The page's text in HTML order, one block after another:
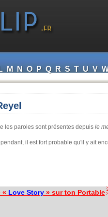
L M N O P Q R S T U V
les paroles sont présentes depuis le
il est fort probable qu'il y ait
« Love Story» sur ton Portable